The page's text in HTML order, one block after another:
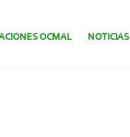
OCMAL NOTICIAS